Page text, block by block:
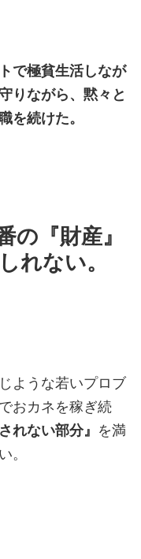
で極貧生活しなが
りながら、黙々と
を続けた。
の『財産』
れない。
ような若いプロブ
おカネを稼ぎ続
れない部分』 を満
。